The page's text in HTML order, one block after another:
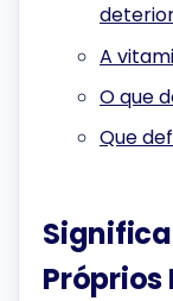
A
O que
Que
Próprios